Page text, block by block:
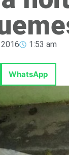
1:53 am
WhatsApp